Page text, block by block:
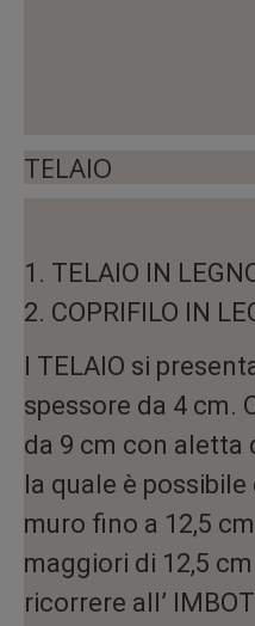
TELAIO
1. TELAIO IN
2. COPRIFILO IN
l TELAIO si
spessore da 4 cm.
da 9 cm con aletta
la quale è
muro fino a 12,5
maggiori di 12,5
ricorrere all’